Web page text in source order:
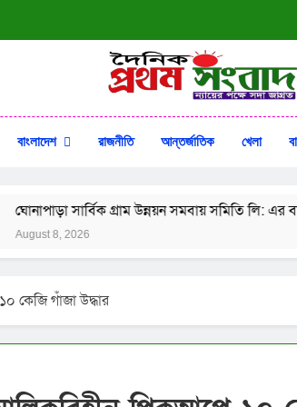
প্রথম সংবাদ
বাংলাদেশ রাজনীতি আন্তর্জাতিক খেলা
গ্রাম উন্নয়ন সমবায় সমিতি লি: এর বার্ষিক সাধারণ সভা
কেজি গাঁজা উদ্ধার